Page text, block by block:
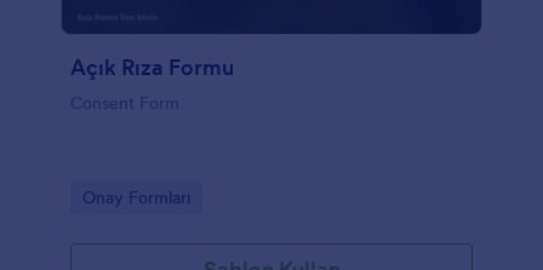
Açık Rıza Formu
Consent Form
Go to Category:
Onay Formları